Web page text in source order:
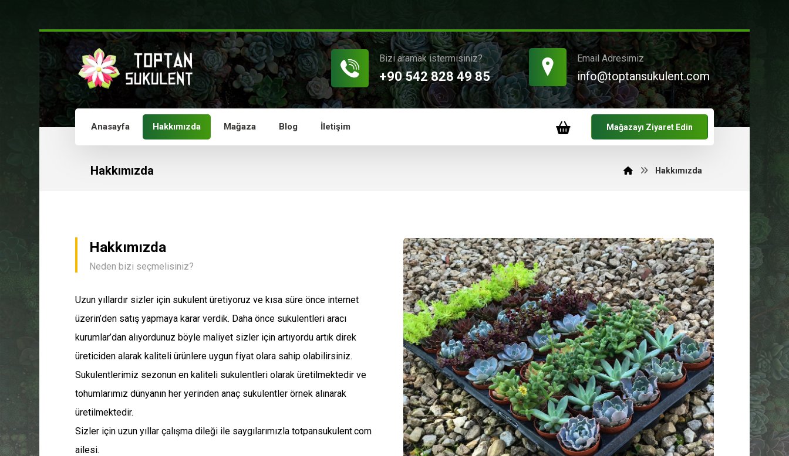
Bizi aramak istermisiniz?
+90 542 828 49 85
Email Adresimiz
info@toptansukulent.com
Anasayfa Hakkımızda Mağaza Blog İletişim Mağazayı Ziyaret Edin
Hakkımızda Hakkımızda
Hakkımızda
Neden bizi seçmelisiniz?
Uzun yıllardır sizler için sukulent üretiyoruz ve kısa süre önce internet
üzerin’den satış yapmaya karar verdik. Daha önce sukulentleri aracı
kurumlar’dan alıyordunuz böyle maliyet sizler için artıyordu artık direk
üreticiden alarak kaliteli ürünlere uygun fiyat olara sahip olabilirsiniz.
Sukulentlerimiz sezonun en kaliteli sukulentleri olarak üretilmektedir ve
tohumlarımız dünyanın her yerinden anaç sukulentler örnek alınarak
üretilmektedir.
Sizler için uzun yıllar çalışma dileği ile saygılarımızla totpansukulent.com
ailesi.